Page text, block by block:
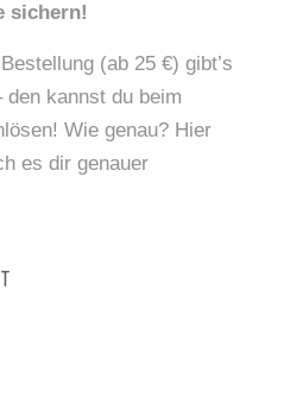
sichern!
(ab 25 €) gibt’s
den kannst du beim
Wie genau? Hier
es dir genauer